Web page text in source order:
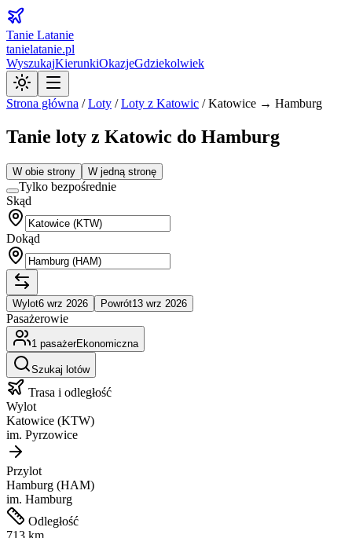
Tanie Latanie
tanielatanie.pl
WyszukajKierunkiOkazjeGdziekolwiek
Strona główna /Loty /Loty z Katowic /Katowice → Hamburg
Tanie loty z Katowic do Hamburg
W obie strony W jedną stronę
Tylko bezpośrednie
Skąd
Dokąd
Wylot6 wrz 2026 Powrót13 wrz 2026
Pasażerowie
1 pasażerEkonomiczna
Szukaj lotów
Trasa i odległość
Wylot
Katowice (KTW)
im. Pyrzowice
Przylot
Hamburg (HAM)
im. Hamburg
Odległość
713 km